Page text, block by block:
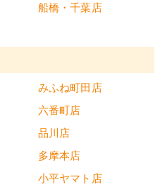
船橋・千葉店
みふね町田店
六番町店
品川店
多摩本店
小平ヤマト店